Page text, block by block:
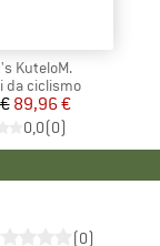
KuteloM.
prodotti
da ciclismo
Prezzo
Prezzo ridotto
89,96 €
0,0(0)
(0)